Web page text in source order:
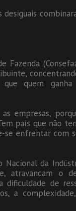
Fazenda
quem ganha
empresas,
país que não
se enfrentar com
da
atravancam o
dificuldade de
a